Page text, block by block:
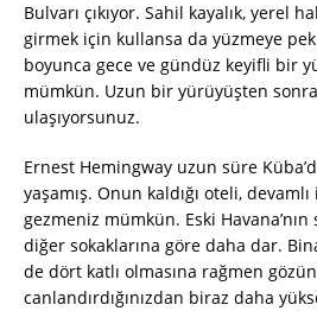
Bulvarı çıkıyor. Sahil kayalık, yerel
girmek için kullansa da yüzmeye
boyunca gece ve gündüz keyifli bir
mümkün. Uzun bir yürüyüşten sonra
ulaşıyorsunuz.
Ernest Hemingway uzun süre
yaşamış. Onun kaldığı oteli,
gezmeniz mümkün. Eski Havana’nın
diğer sokaklarına göre daha dar.
de dört katlı olmasına rağmen
canlandırdığınızdan biraz daha